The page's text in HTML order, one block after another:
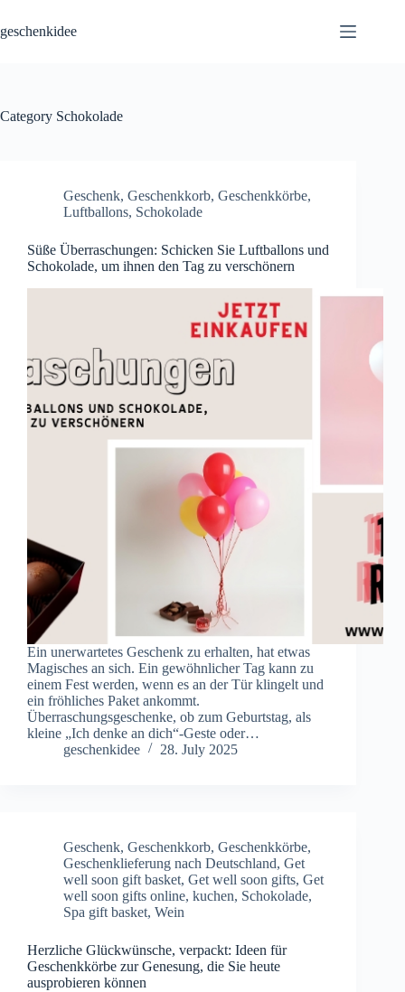
content
geschenkidee
Category Schokolade
Geschenk, Geschenkkorb, Geschenkkörbe,
Luftballons, Schokolade
Süße Überraschungen: Schicken Sie Luftballons und
Schokolade, um ihnen den Tag zu verschönern
Ein unerwartetes Geschenk zu erhalten, hat etwas
Magisches an sich. Ein gewöhnlicher Tag kann zu
einem Fest werden, wenn es an der Tür klingelt und
ein fröhliches Paket ankommt.
Überraschungsgeschenke, ob zum Geburtstag, als
kleine „Ich denke an dich“-Geste oder…
geschenkidee
28. July 2025
Geschenk, Geschenkkorb, Geschenkkörbe,
Geschenklieferung nach Deutschland, Get
well soon gift basket, Get well soon gifts, Get
well soon gifts online, kuchen, Schokolade,
Spa gift basket, Wein
Herzliche Glückwünsche, verpackt: Ideen für
Geschenkkörbe zur Genesung, die Sie heute
ausprobieren können